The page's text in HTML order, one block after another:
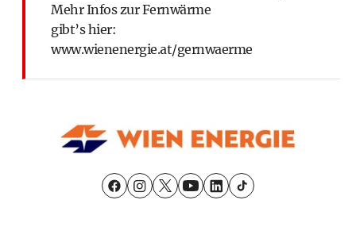
Mehr Infos zur Fernwärme
gibt’s hier:
www.wienenergie.at/gernwaerme